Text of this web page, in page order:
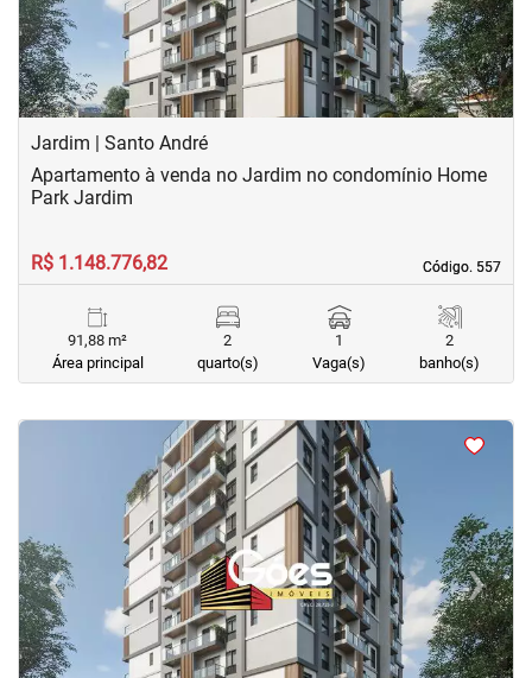
Jardim | Santo André
Código. 557
Código. 557
Apartamento à venda no Jardim no condomínio Home
Park Jardim
R$ 1.148.776,82
91,88 m²
Área principal
2
quarto(s)
1
Vaga(s)
2
banho(s)
<
‹Previous ›Next